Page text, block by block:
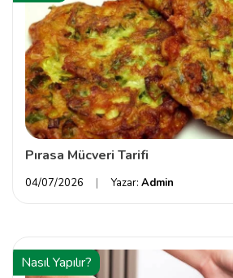
Pırasa Mücveri Tarifi
04/07/2026 Yazar: Admin
Nasıl Yapılır?